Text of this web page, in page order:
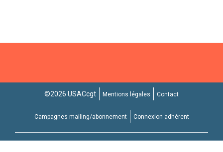
©2026 USACcgt Mentions légales Contact
Campagnes mailing/abonnement Connexion adhérent